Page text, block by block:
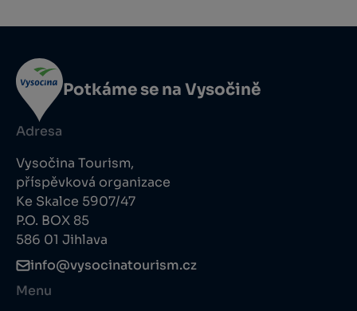
Potkáme se na Vysočině
Adresa
Vysočina Tourism,
příspěvková organizace
Ke Skalce 5907/47
P.O. BOX 85
586 01 Jihlava
info@vysocinatourism.cz
Menu